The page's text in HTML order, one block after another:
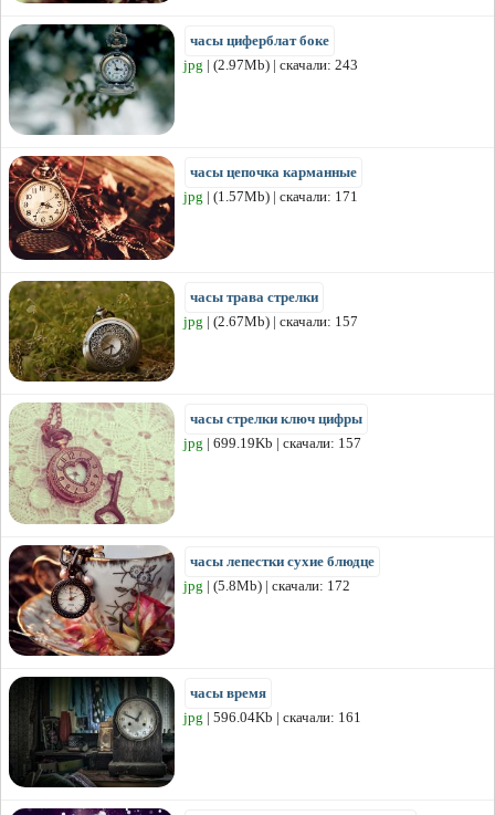
часы циферблат боке
jpg | (2.97Mb) | скачали: 243
часы цепочка карманные
jpg | (1.57Mb) | скачали: 171
часы трава стрелки
jpg | (2.67Mb) | скачали: 157
часы стрелки ключ цифры
jpg | 699.19Kb | скачали: 157
часы лепестки сухие блюдце
jpg | (5.8Mb) | скачали: 172
часы время
jpg | 596.04Kb | скачали: 161